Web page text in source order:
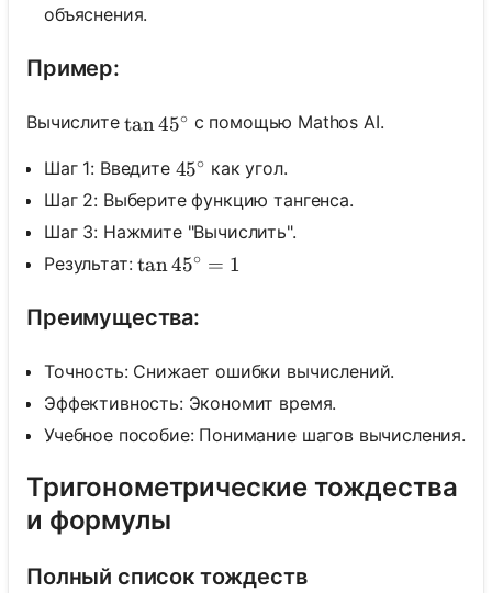
объяснения.
Пример:
Вычислите\tan 45^{\circ}
tan45∘ с помощью Mathos AI.
Шаг 1: Введите 45^{\circ}
45∘ как угол.
Шаг 2: Выберите функцию тангенса.
Шаг 3: Нажмите "Вычислить".
Результат:\tan 45^{\circ}=1
tan45∘ = 1
Преимущества:
Точность: Снижает ошибки вычислений.
Эффективность: Экономит время.
Учебное пособие: Понимание шагов вычисления.
Тригонометрические тождества
и формулы
Полный список тождеств